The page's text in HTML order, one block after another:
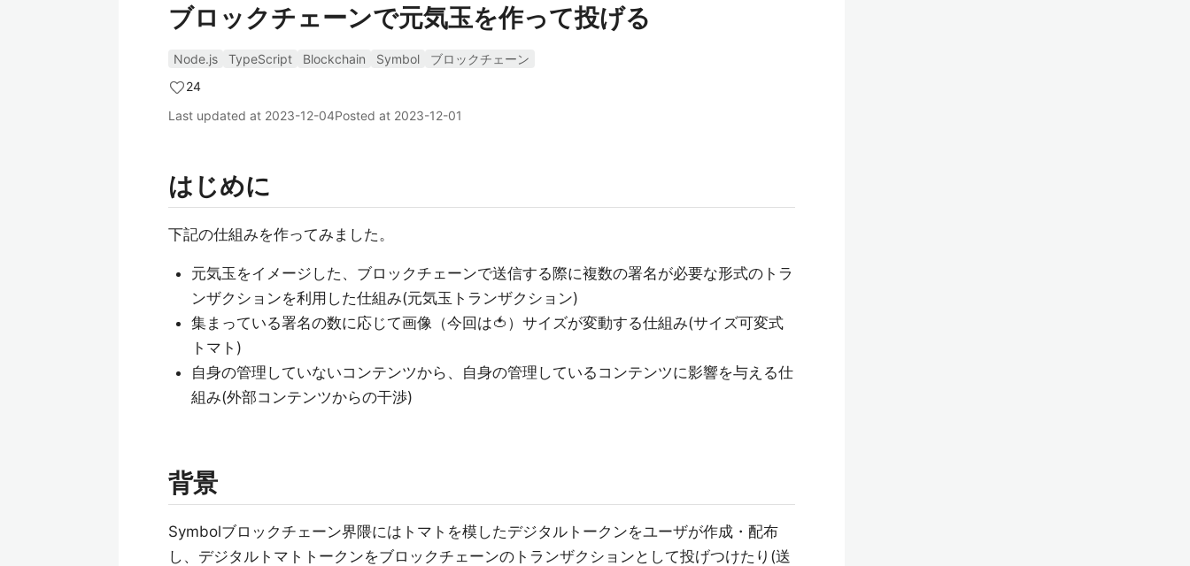
ブロックチェーンで元気玉を作って投げる
Node.js TypeScript Blockchain Symbol
ブロックチェーン
24
Last updated at 2023-12-04Posted at 2023-12-01
はじめに
下記の仕組みを作ってみました。
元気玉をイメージした、ブロックチェーンで送信する際に複数の署名が必要な形式のトラ
ンザクションを利用した仕組み(元気玉トランザクション)
集まっている署名の数に応じて画像（今回は🍅）サイズが変動する仕組み(サイズ可変式
トマト)
自身の管理していないコンテンツから、自身の管理しているコンテンツに影響を与える仕
組み(外部コンテンツからの干渉)
背景
Symbolブロックチェーン界隈にはトマトを模したデジタルトークンをユーザが作成・配布
し、デジタルトマトトークンをブロックチェーンのトランザクションとして投げつけたり(送